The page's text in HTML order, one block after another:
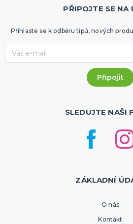
PŘIPOJTE SE NA
Přihlaste se k odběru tipů, nových
SLEDUJTE NAŠI
ZÁKLADNÍ
O nás
Kontakt